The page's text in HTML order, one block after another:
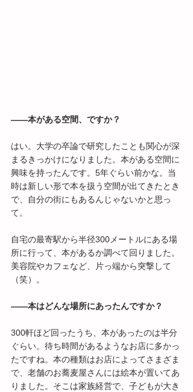
――本がある空間、ですか？
はい。大学の卒論で研究したことも関心が深
まるきっかけになりました。本がある空間に
興味を持ったんです。5年ぐらい前かな。当
時は新しい形で本を扱う空間が出てきたとき
で、自分の街にもあるんじゃないかと思っ
て。
自宅の最寄駅から半径300メートルにある場
所に行って、本があるか調べて回りました。
美容院やカフェなど、片っ端から突撃して
（笑）。
――本はどんな場所にあったんですか？
300軒ほど回ったうち、本があったのは半分
ぐらい。待ち時間があるようなお店に多かっ
たですね。本の種類はお店によってさまざま
で、老舗のお蕎麦屋さんには絵本が置いてあ
りました。そこは家族経営で、子どもが大き